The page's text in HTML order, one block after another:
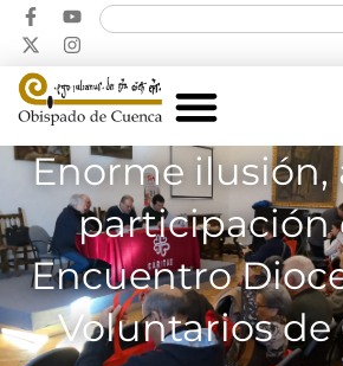
Enorme ilusión,
participación
Encuentro
Voluntarios de